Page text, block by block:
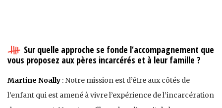
Sur quelle approche se fonde l’accompagnement que
vous proposez aux pères incarcérés et à leur famille ?
Martine Noally : Notre mission est d’être aux côtés de
l’enfant qui est amené à vivre l’expérience de l’incarcération